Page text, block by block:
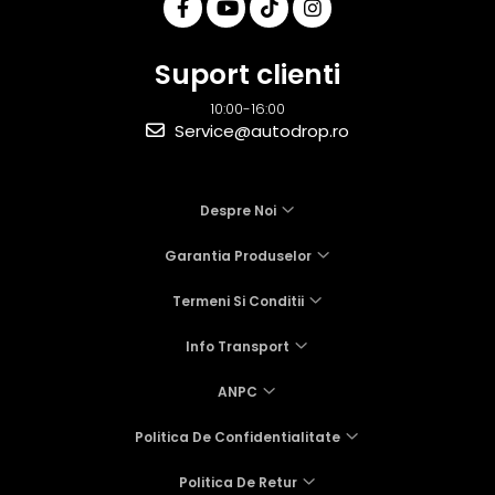
Suport clienti
10:00-16:00
Service@autodrop.ro
Despre Noi
Garantia Produselor
Termeni Si Conditii
Info Transport
ANPC
Politica De Confidentialitate
Politica De Retur